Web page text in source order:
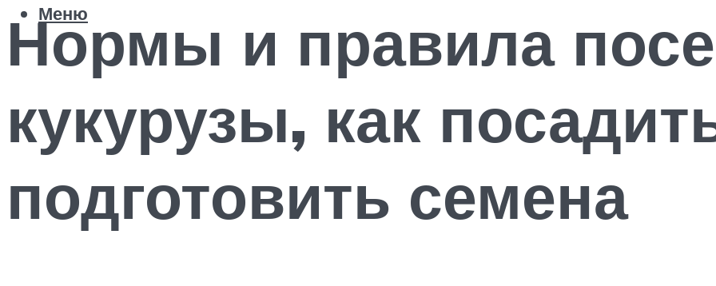
Меню
Нормы и правила
кукурузы, как
подготовить семена